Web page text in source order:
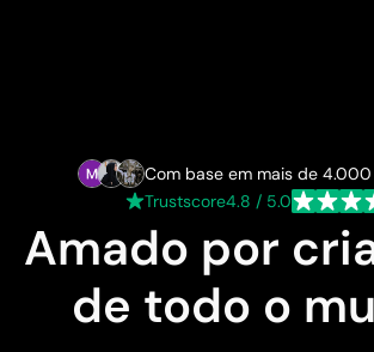
Com base em mais de
Trustscore4.8 / 5.0
Amado por
de todo o